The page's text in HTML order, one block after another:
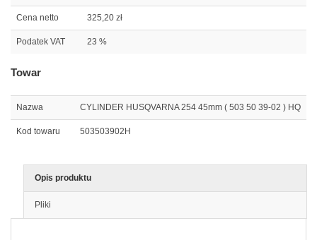
Cena netto 325,20 zł
Podatek VAT 23 %
Towar
Nazwa CYLINDER HUSQVARNA 254 45mm ( 503 50 39-02 ) HQ
Kod towaru 503503902H
Opis produktu
Pliki